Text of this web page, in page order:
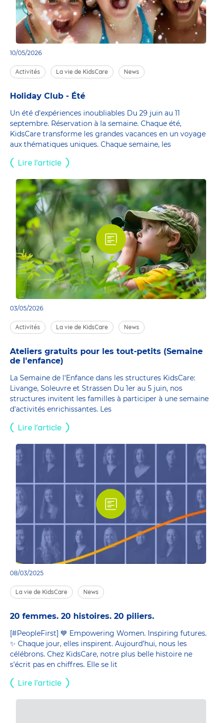
10/05/2026
Activités La vie de KidsCare News
Holiday Club - Été
Un été d'expériences inoubliables Du 29 juin au 11
septembre. Réservation à la semaine. Chaque été,
KidsCare transforme les grandes vacances en un voyage
aux thématiques uniques. Chaque semaine, les
Lire l'article
03/05/2026
Activités La vie de KidsCare News
Ateliers gratuits pour les tout-petits (Semaine
de l'enfance)
La Semaine de l'Enfance dans les structures KidsCare:
Livange, Soleuvre et Strassen Du 1er au 5 juin, nos
structures invitent les familles à participer à une semaine
d'activités enrichissantes. Les
Lire l'article
08/03/2025
La vie de KidsCare News
20 femmes. 20 histoires. 20 piliers.
[#PeopleFirst] 💙 Empowering Women. Inspiring futures.
✨ Chaque jour, elles inspirent. Aujourd’hui, nous les
célébrons. Chez KidsCare, notre plus belle histoire ne
s’écrit pas en chiffres. Elle se lit
Lire l'article